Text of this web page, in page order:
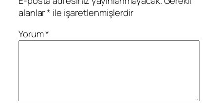
alanlar* ile işaretlenmişlerdir
Yorum*